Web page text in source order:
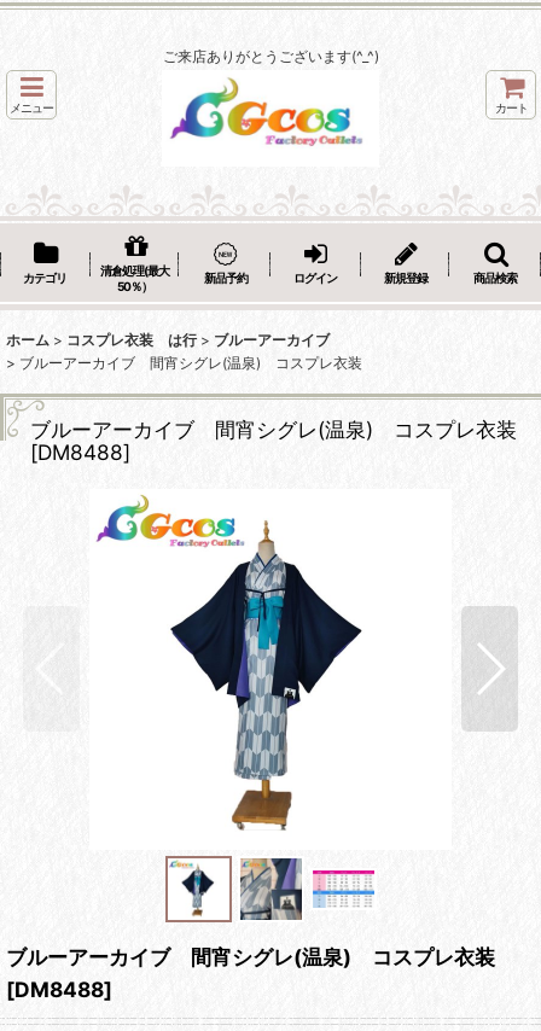
ご来店ありがとうございます(^_^)
メニュー カート
カテゴリ
清倉処理(最大
50％）
新品予約 ログイン 新規登録 商品検索
ホーム > コスプレ衣装 は行 > ブルーアーカイブ
> ブルーアーカイブ 間宵シグレ(温泉) コスプレ衣装
ブルーアーカイブ 間宵シグレ(温泉) コスプレ衣装
[DM8488]
ブルーアーカイブ 間宵シグレ(温泉) コスプレ衣装
[DM8488]